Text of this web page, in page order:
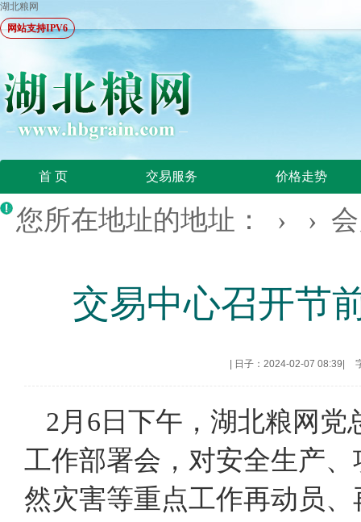
湖北粮网
网站支持IPV6
首 页 交易服务 价格走势
您所在地址的地址： › ›
交易中心召开节
日子：2024-02-07 08:39
2月6日下午，湖北粮网党
工作部署会，对安全生产
然灾害等重点工作再动员